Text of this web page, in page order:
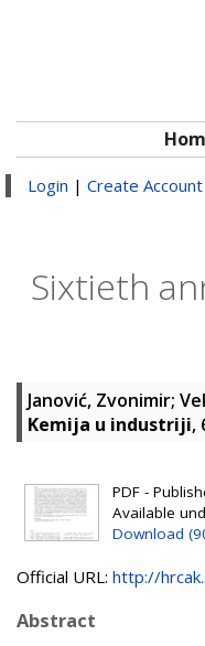
Login | Create Account
Sixtieth
Janović, Zvonimir;
Kemija u industriji,
PDF -
Available
Download
Official URL: http://
Abstract